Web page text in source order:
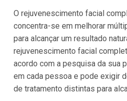
O rejuvenescimento facial
concentra-se em melhorar
para alcançar um resultado
rejuvenescimento facial
acordo com a pesquisa da sua
em cada pessoa e pode exigir
de tratamento distintas para